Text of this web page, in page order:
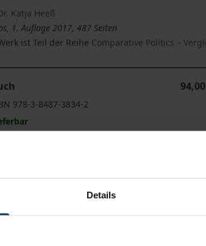
Details
Katja Heeß
1. Auflage 2017, 487 Seiten
ist Teil der Reihe Comparative Politics –
978-3-8487-3834-2
inkl. MwSt. Abhängig von der
In den Warenkorb Zur Wunschliste
zu Versandkosten